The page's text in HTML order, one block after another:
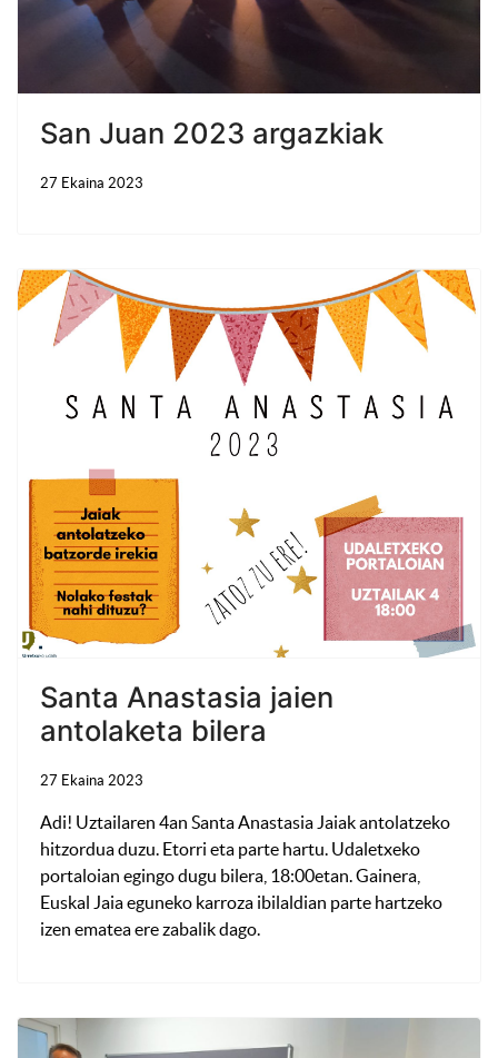
San Juan 2023 argazkiak
27 Ekaina 2023
Santa Anastasia jaien
antolaketa bilera
27 Ekaina 2023
Adi! Uztailaren 4an Santa Anastasia Jaiak antolatzeko
hitzordua duzu. Etorri eta parte hartu. Udaletxeko
portaloian egingo dugu bilera, 18:00etan. Gainera,
Euskal Jaia eguneko karroza ibilaldian parte hartzeko
izen ematea ere zabalik dago.